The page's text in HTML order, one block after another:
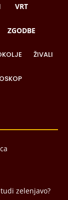
VRT
ZGODBE
ŽIVALI
zelenjavo?